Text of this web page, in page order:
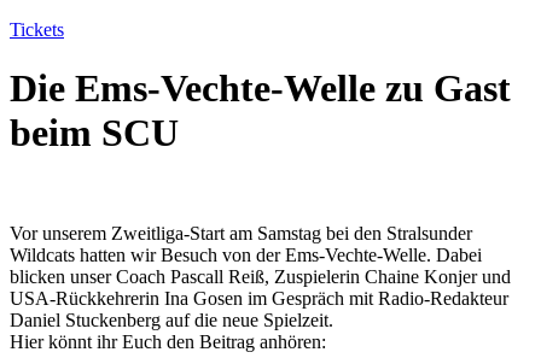
Tickets
Die Ems-Vechte-Welle zu Gast
beim SCU
Vor unserem Zweitliga-Start am Samstag bei den Stralsunder
Wildcats hatten wir Besuch von der Ems-Vechte-Welle. Dabei
blicken unser Coach Pascall Reiß, Zuspielerin Chaine Konjer und
USA-Rückkehrerin Ina Gosen im Gespräch mit Radio-Redakteur
Daniel Stuckenberg auf die neue Spielzeit.
Hier könnt ihr Euch den Beitrag anhören: